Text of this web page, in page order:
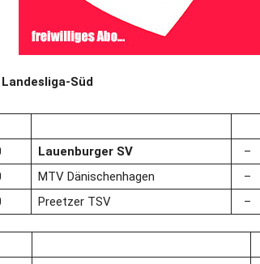
Süd
Lauenburger SV –
MTV Dänischenhagen –
Preetzer TSV –